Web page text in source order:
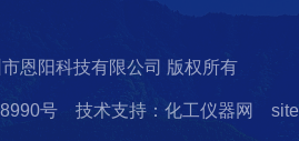
恩阳科技有限公司 版权所有
号 技术支持：化工仪器网